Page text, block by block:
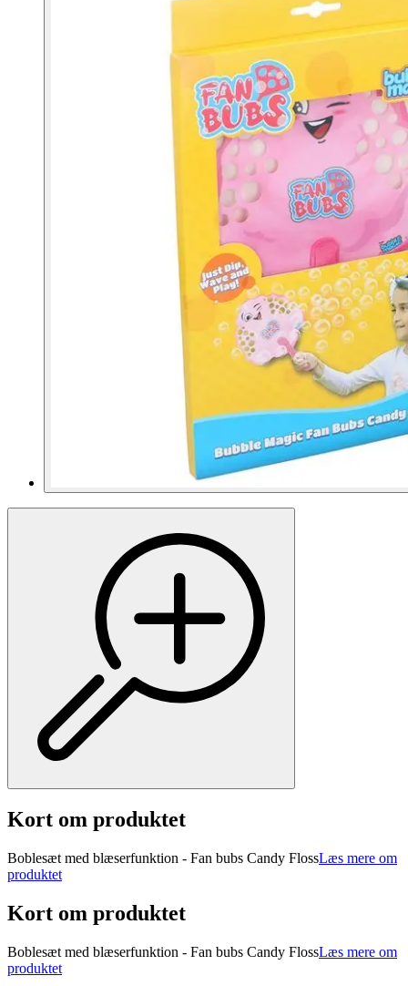
Kort om produktet
Boblesæt med blæserfunktion - Fan bubs Candy FlossLæs mere om
produktet
Kort om produktet
Boblesæt med blæserfunktion - Fan bubs Candy FlossLæs mere om
produktet